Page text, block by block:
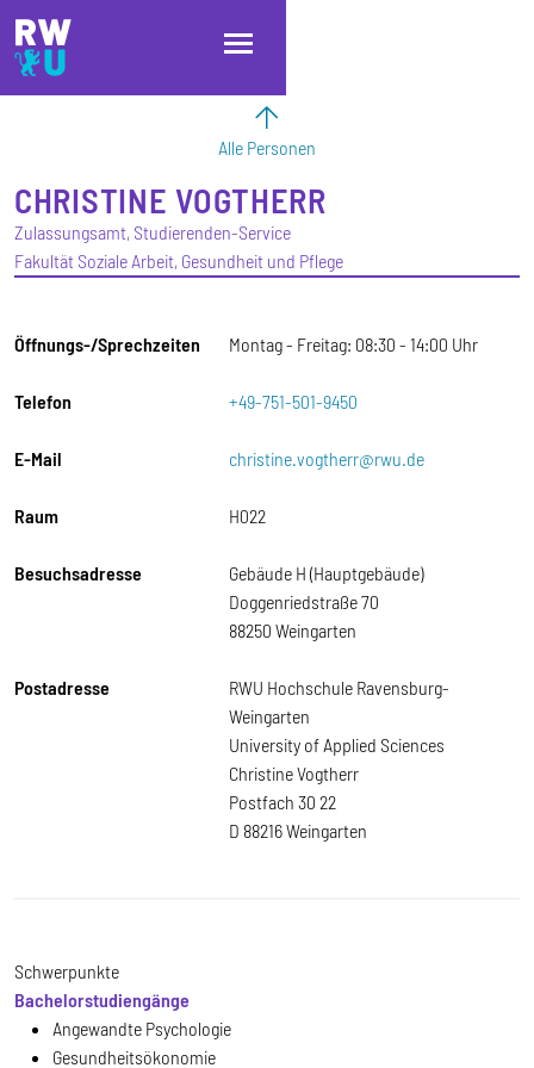
Direkt zum Inhalt
Direkt zur Hauptnavigation
Direkt zum Fußbereich
Alle Personen
CHRISTINE VOGTHERR
Zulassungsamt, Studierenden-Service
Fakultät Soziale Arbeit, Gesundheit und Pflege
Öffnungs-/Sprechzeiten Montag - Freitag: 08:30 - 14:00 Uhr
Telefon +49-751-501-9450
E-Mail christine.vogtherr@rwu.de
Raum H022
Besuchsadresse
Gebäude H (Hauptgebäude)
Doggenriedstraße 70
88250 Weingarten
Postadresse
RWU Hochschule Ravensburg-
Weingarten
University of Applied Sciences
Christine Vogtherr
Postfach 30 22
D 88216 Weingarten
Schwerpunkte
Bachelorstudiengänge
Angewandte Psychologie
Gesundheitsökonomie